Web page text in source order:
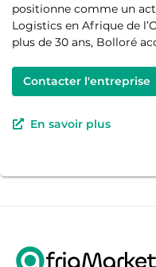
positionne comme un
Logistics en Afrique de
plus de 30 ans, Bolloré
Contacter l'entreprise
En savoir plus